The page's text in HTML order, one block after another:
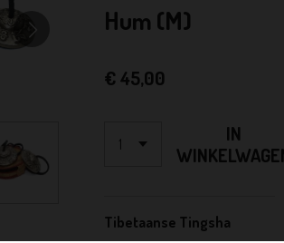
Hum (M)
€ 45,00
IN
Tibetaanse Tingsha